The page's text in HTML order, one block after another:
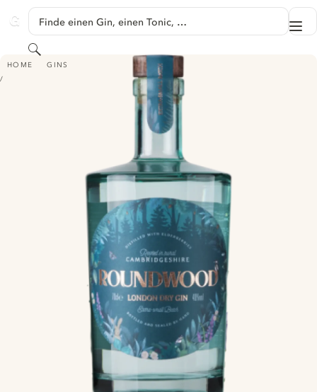
GINVENTORY
Finde einen Gin, einen Tonic, …
Suchen
HOME GINS
ROUNDWOOD LONDON DRY GIN